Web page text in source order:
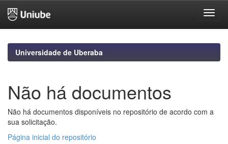
navigationUniversidade de Uberaba
Não há documentos
Não há documentos disponíveis no repositório de acordo com a
sua solicitação.
Página inicial do repositório